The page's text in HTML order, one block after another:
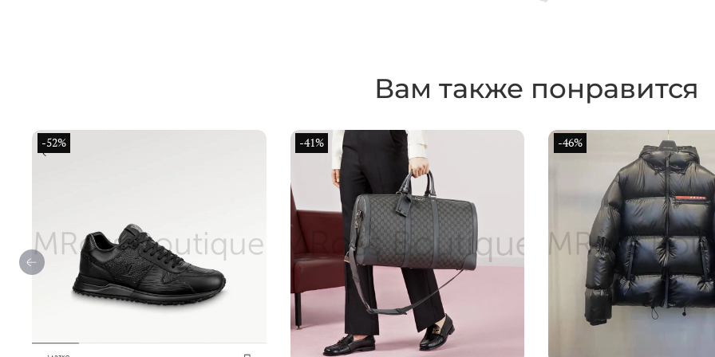
Вам также понравится
-52% -41% -46%